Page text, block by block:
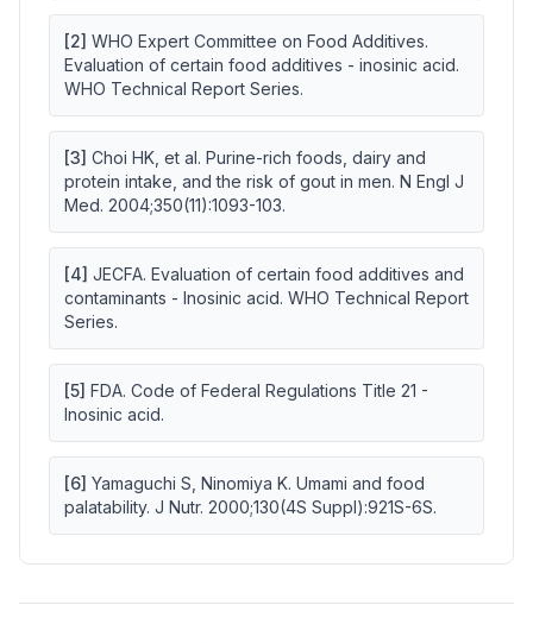
[2] WHO Expert Committee on Food Additives.
Evaluation of certain food additives - inosinic acid.
WHO Technical Report Series.
[3] Choi HK, et al. Purine-rich foods, dairy and
protein intake, and the risk of gout in men. N Engl J
Med. 2004;350(11):1093-103.
[4] JECFA. Evaluation of certain food additives and
contaminants - Inosinic acid. WHO Technical Report
Series.
[5] FDA. Code of Federal Regulations Title 21 -
Inosinic acid.
[6] Yamaguchi S, Ninomiya K. Umami and food
palatability. J Nutr. 2000;130(4S Suppl):921S-6S.